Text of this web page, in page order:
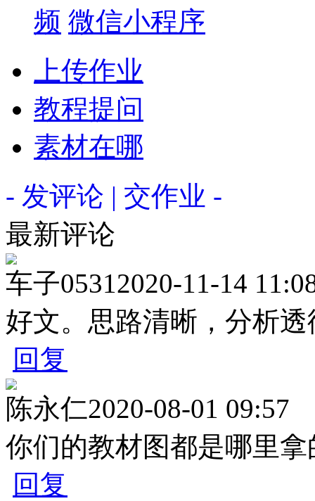
频 微信小程序
上传作业
教程提问
素材在哪
- 发评论 | 交作业 -
最新评论
车子05312020-11-14
好文。思路清晰，分析
回复
陈永仁2020-08-01 09:57
你们的教材图都是哪里拿
回复